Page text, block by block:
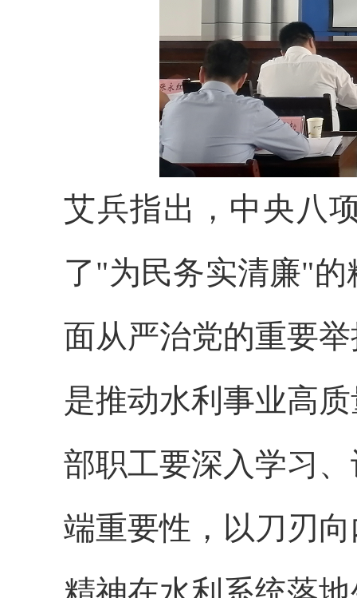
艾兵指出， 中央八
了"为民务实清廉"的
面从严治党的重要
是推动水利事业高
部职工要深入学习
端重要性，以刀刃